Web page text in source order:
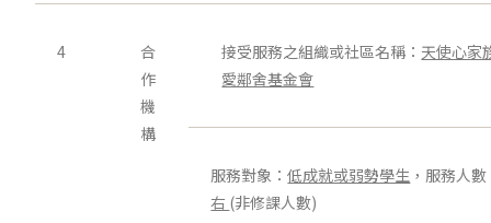
4
合
作
機
構
接受服務之組織或社區名稱： 天使心家
愛鄰舍基金會
服務對象：低成就或弱勢學生 ，服務人
右 (非修課人數)